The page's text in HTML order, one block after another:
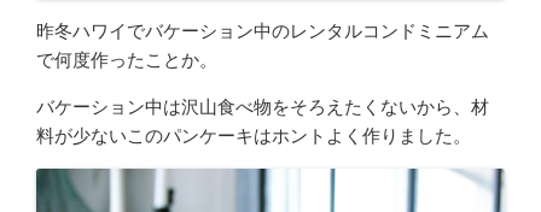
昨冬ハワイでバケーション中のレンタルコンドミニアム
で何度作ったことか。
バケーション中は沢山食べ物をそろえたくないから、材
料が少ないこのパンケーキはホントよく作りました。